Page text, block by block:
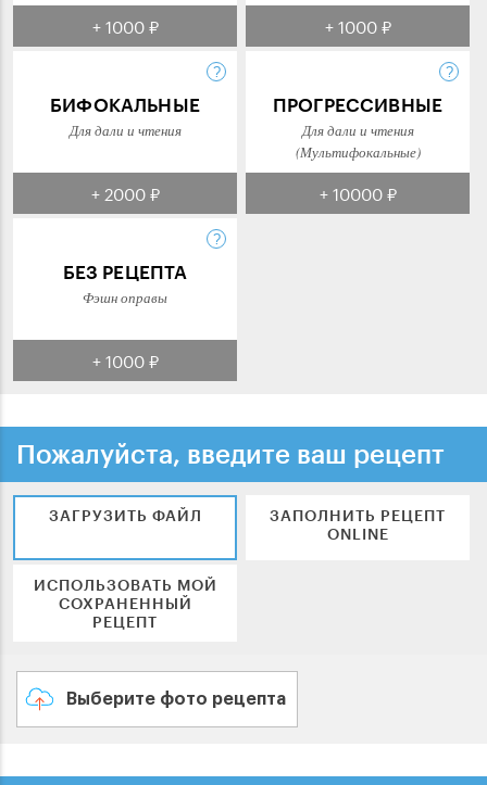
+ 1000 ₽ + 1000 ₽
БИФОКАЛЬНЫЕ
Для дали и чтения
+ 2000 ₽
ПРОГРЕССИВНЫЕ
Для дали и чтения
(Мультифокальные)
+ 10000 ₽
БЕЗ РЕЦЕПТА
Фэшн оправы
+ 1000 ₽
Пожалуйста, введите ваш рецепт
ЗАГРУЗИТЬ ФАЙЛ
ЗАПОЛНИТЬ РЕЦЕПТ
ONLINE
ИСПОЛЬЗОВАТЬ МОЙ
СОХРАНЕННЫЙ
РЕЦЕПТ
Выберите фото рецепта